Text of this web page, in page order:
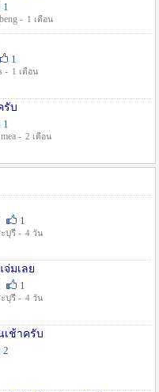
1
- 1 เดือน
1
- 1 เดือน
รับ
1
- 2 เดือน
1
ะบุรี - 4 วัน
มเลย
1
ะบุรี - 4 วัน
เช้าครับ
2